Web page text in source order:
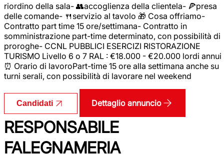
riordino della sala- 👥accoglienza della clientela- 🍕presa
delle comande- 🍴servizio al tavolo 🎁 Cosa offriamo-
Contratto part time 15 ore/settimana- Contratto in
somministrazione part-time determinato, con possibilità di
proroghe- CCNL PUBBLICI ESERCIZI RISTORAZIONE
TURISMO Livello 6 o 7 RAL : €18.000 - €20.000 lordi annui
⏰ Orario di lavoroPart-time 15 ore alla settimana anche su
turni serali, con possibilità di lavorare nel weekend
Candidati Dettaglio annuncio
RESPONSABILE
FALEGNAMERIA